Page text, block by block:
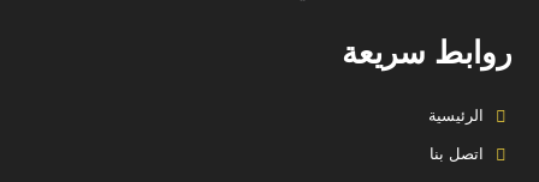
روابط سريعة
الرئيسية
اتصل بنا